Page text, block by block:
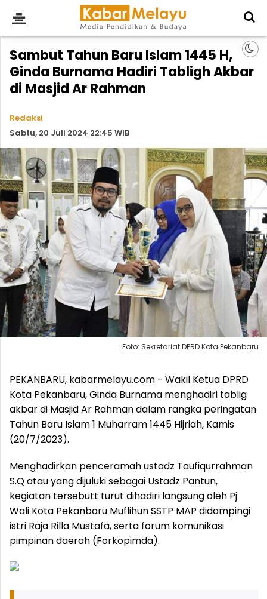
Sambut Tahun Baru Islam 1445 H,
Ginda Burnama Hadiri Tabligh Akbar
di Masjid Ar Rahman
Redaksi
Sabtu, 20 Juli 2024 22:45 WIB
Foto: Sekretariat DPRD Kota Pekanbaru
PEKANBARU, kabarmelayu.com - Wakil Ketua DPRD
Kota Pekanbaru, Ginda Burnama menghadiri tablig
akbar di Masjid Ar Rahman dalam rangka peringatan
Tahun Baru Islam 1 Muharram 1445 Hijriah, Kamis
(20/7/2023).
Menghadirkan penceramah ustadz Taufiqurrahman
S.Q atau yang dijuluki sebagai Ustadz Pantun,
kegiatan tersebutt turut dihadiri langsung oleh Pj
Wali Kota Pekanbaru Muflihun SSTP MAP didampingi
istri Raja Rilla Mustafa, serta forum komunikasi
pimpinan daerah (Forkopimda).